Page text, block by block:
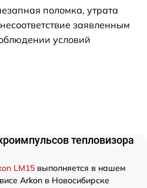
поломка, утрата
заявленным
условий
тепловизора
LM15 выполняется в нашем
Arkon в Новосибирске